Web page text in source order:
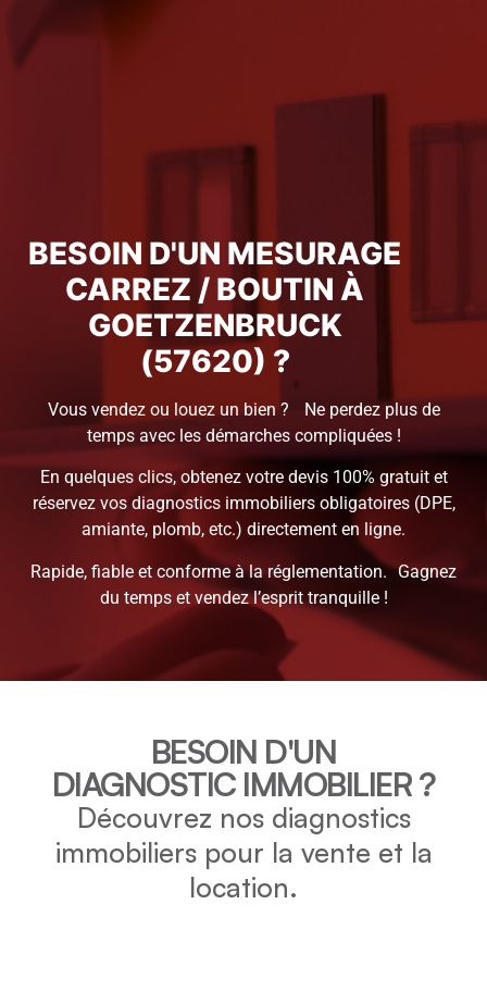
BESOIN D'UN MESURAGE
CARREZ / BOUTIN À
GOETZENBRUCK
(57620) ?
Vous vendez ou louez un bien ? Ne perdez plus de
temps avec les démarches compliquées !
En quelques clics, obtenez votre devis 100% gratuit et
réservez vos diagnostics immobiliers obligatoires (DPE,
amiante, plomb, etc.) directement en ligne.
Rapide, fiable et conforme à la réglementation. Gagnez
du temps et vendez l’esprit tranquille !
BESOIN D'UN
DIAGNOSTIC IMMOBILIER ?
Découvrez nos diagnostics
immobiliers pour la vente et la
location.